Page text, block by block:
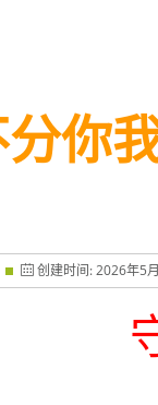
你
创建时间:2026年5